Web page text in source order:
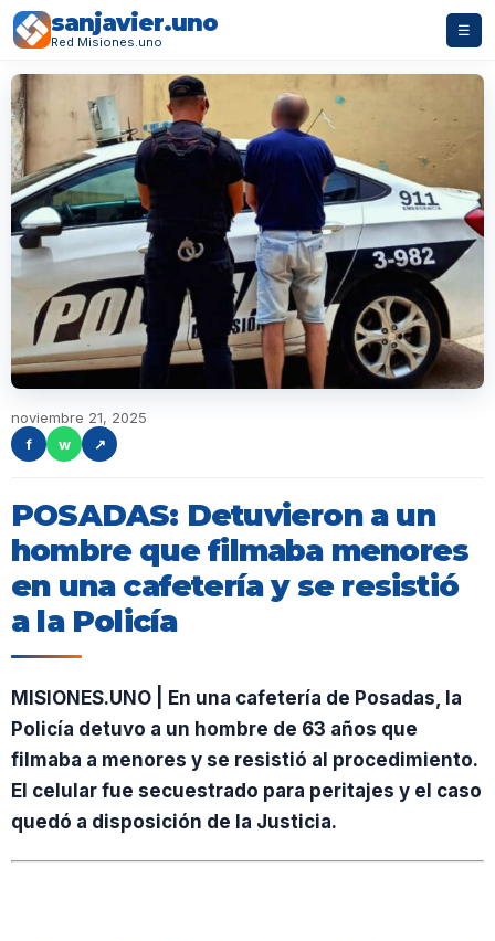
sanjavier.uno
Red Misiones.uno
☰
noviembre 21, 2025
f
w ↗
POSADAS: Detuvieron a un
hombre que filmaba menores
en una cafetería y se resistió
a la Policía
MISIONES.UNO | En una cafetería de Posadas, la
Policía detuvo a un hombre de 63 años que
filmaba a menores y se resistió al procedimiento.
El celular fue secuestrado para peritajes y el caso
quedó a disposición de la Justicia.